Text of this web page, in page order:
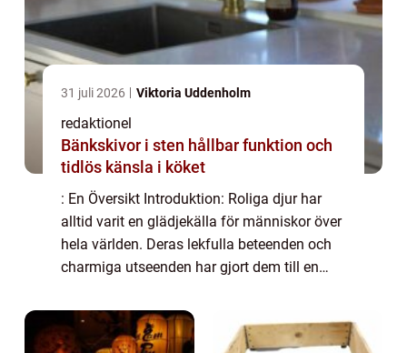
31 juli 2026 Viktoria Uddenholm
redaktionel
Bänkskivor i sten hållbar funktion och
tidlös känsla i köket
: En Översikt Introduktion: Roliga djur har
alltid varit en glädjekälla för människor över
hela världen. Deras lekfulla beteenden och
charmiga utseenden har gjort dem till en
åldrar. I denna artikel kommer vi a...